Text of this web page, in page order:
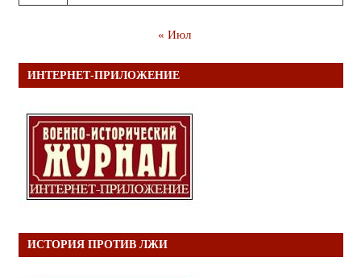
« Июл
ИНТЕРНЕТ-ПРИЛОЖЕНИЕ
ИСТОРИЯ ПРОТИВ ЛЖИ